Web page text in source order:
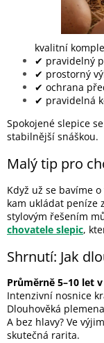
kvalitní
✔ pravidelný
✔ prostorný
✔ ochrana
✔ pravidelná
Spokojené slepice
stabilnější snáškou.
Malý tip pro
Když už se bavíme
kam ukládat peníze
stylovým řešením
chovatele slepic,
Shrnutí: Jak
Průměrně 5–10 let
Intenzivní nosnice
Dlouhověká
A bez hlavy? Ve
skutečná rarita.